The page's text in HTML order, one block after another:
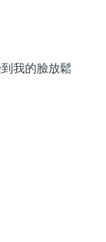
我的臉放鬆